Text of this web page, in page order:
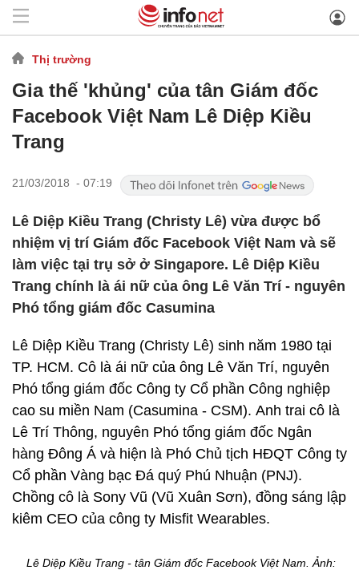
Thị trường
Gia thế 'khủng' của tân Giám đốc
Facebook Việt Nam Lê Diệp Kiều
Trang
21/03/2018 - 07:19
Lê Diệp Kiều Trang (Christy Lê) vừa được bổ
nhiệm vị trí Giám đốc Facebook Việt Nam và sẽ
làm việc tại trụ sở ở Singapore. Lê Diệp Kiều
Trang chính là ái nữ của ông Lê Văn Trí - nguyên
Phó tổng giám đốc Casumina
Lê Diệp Kiều Trang (Christy Lê) sinh năm 1980 tại
TP. HCM. Cô là ái nữ của ông Lê Văn Trí, nguyên
Phó tổng giám đốc Công ty Cổ phần Công nghiệp
cao su miền Nam (Casumina - CSM). Anh trai cô là
Lê Trí Thông, nguyên Phó tổng giám đốc Ngân
hàng Đông Á và hiện là Phó Chủ tịch HĐQT Công ty
Cổ phần Vàng bạc Đá quý Phú Nhuận (PNJ).
Chồng cô là Sony Vũ (Vũ Xuân Sơn), đồng sáng lập
kiêm CEO của công ty Misfit Wearables.
Lê Diệp Kiều Trang - tân Giám đốc Facebook Việt Nam. Ảnh: